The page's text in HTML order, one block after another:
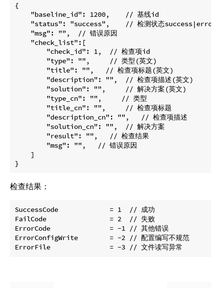
{
    "baseline_id": 1200,    // 基线id
    "status": "success",    // 检测状态success|error
    "msg": "",  // 错误原因
    "check_list":[
        "check_id": 1,  // 检查项id
        "type": "",     // 类型(英文)
        "title": "",   // 检查项标题(英文)
        "description": "",  // 检查项描述(英文)
        "solution": "",     // 解决方案(英文)
        "type_cn": "",     // 类型
        "title_cn": "",     // 检查项标题
        "description_cn": "",   // 检查项描述
        "solution_cn": "",  // 解决方案
        "result": "",   // 检查结果
        "msg": "",   // 错误原因
    ]
检查结果：
SuccessCode 		= 1  // 成功
FailCode 		= 2  // 失败
ErrorCode 		= -1 // 其他错误
ErrorConfigWrite	= -2 // 配置编写不规范